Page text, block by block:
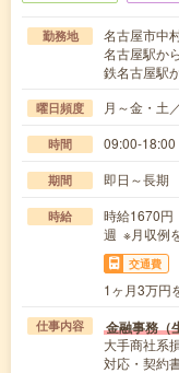
勤務地
名古屋市中
名古屋駅か
鉄名古屋駅
曜日頻度 月～金・土
時間 09:00-18:00
期間 即日～長期
時給
時給1670
週 ※月収例
交通費
1ヶ月3万円
仕事内容 金融事務（
大手商社系
対応・契約